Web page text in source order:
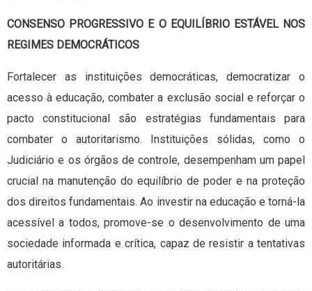
CONSENSO PROGRESSIVO E O EQUILÍBRIO ESTÁVEL NOS
REGIMES DEMOCRÁTICOS
Fortalecer as instituições democráticas, democratizar o
acesso à educação, combater a exclusão social e reforçar o
pacto constitucional são estratégias fundamentais para
combater o autoritarismo. Instituições sólidas, como o
Judiciário e os órgãos de controle, desempenham um papel
crucial na manutenção do equilíbrio de poder e na proteção
dos direitos fundamentais. Ao investir na educação e torná-la
acessível a todos, promove-se o desenvolvimento de uma
sociedade informada e crítica, capaz de resistir a tentativas
autoritárias.